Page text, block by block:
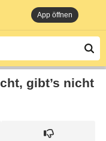
App öffnen
gibt’s nicht